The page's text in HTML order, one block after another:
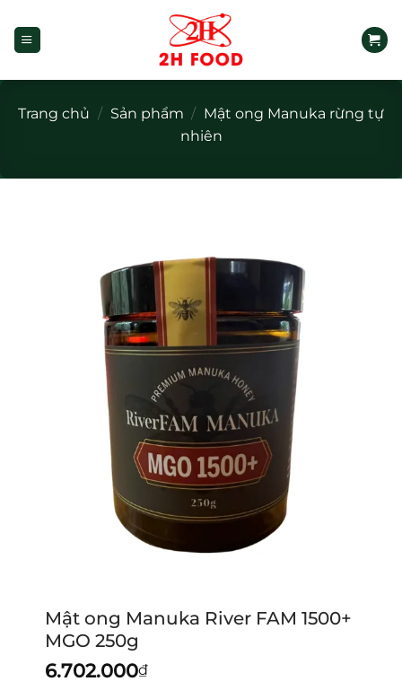
qua
nội
Trang chủ / Sản phẩm / Mật ong Manuka rừng tự
nhiên
Mật ong Manuka River FAM 1500+
MGO 250g
6.702.000₫